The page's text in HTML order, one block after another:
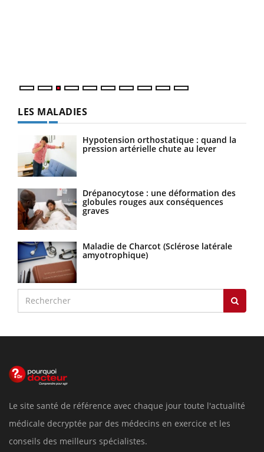
LES MALADIES
Hypotension orthostatique : quand la
pression artérielle chute au lever
Drépanocytose : une déformation des
globules rouges aux conséquences
graves
Maladie de Charcot (Sclérose latérale
amyotrophique)
Le site santé de référence avec chaque jour toute l'actualité
médicale decryptée par des médecins en exercice et les
conseils des meilleurs spécialistes.